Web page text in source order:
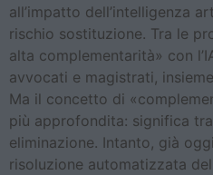
all’impatto dell’intelligenza
rischio sostituzione. Tra le
alta complementarità» con
avvocati e magistrati,
Ma il concetto di
più approfondita: significa
eliminazione. Intanto, già
risoluzione automatizzata